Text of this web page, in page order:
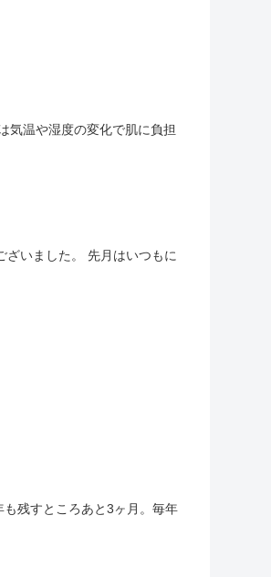
気温や湿度の変化で肌に負担
ざいました。 先月はいつもに
残すところあと3ヶ月。毎年